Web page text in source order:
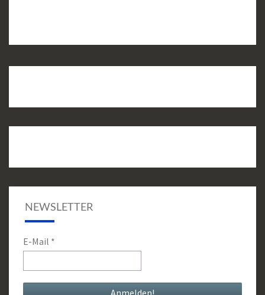
NEWSLETTER
E-Mail *